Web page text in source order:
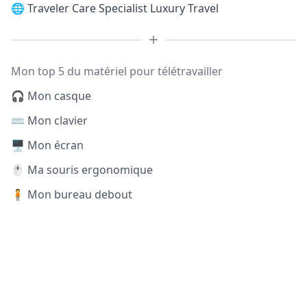
🌐 Traveler Care Specialist Luxury Travel
Mon top 5 du matériel pour télétravailler
🎧 Mon casque
⌨️ Mon clavier
🖥️ Mon écran
🖱️ Ma souris ergonomique
🧍 Mon bureau debout